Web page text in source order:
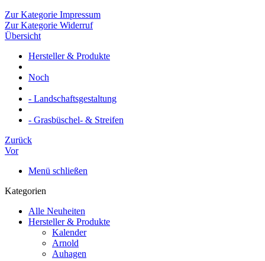
Zur Kategorie Impressum
Zur Kategorie Widerruf
Übersicht
Hersteller & Produkte
Noch
- Landschaftsgestaltung
- Grasbüschel- & Streifen
Zurück
Vor
Menü schließen
Kategorien
Alle Neuheiten
Hersteller & Produkte
Kalender
Arnold
Auhagen